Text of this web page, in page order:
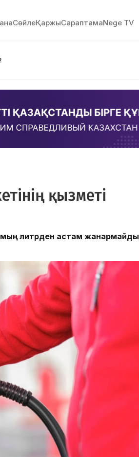
СөйлeҚаржыСараптамаNege TV
қызметі
мың литрден астам жанармайды